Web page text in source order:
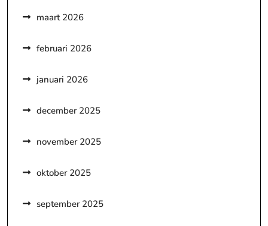
maart 2026
februari 2026
januari 2026
december 2025
november 2025
oktober 2025
september 2025